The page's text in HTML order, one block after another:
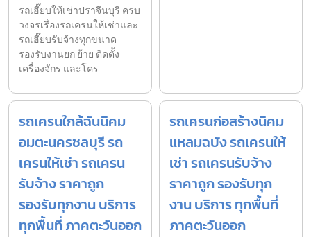
รถเฮี๊ยบให้เช่าปราจีนบุรี ครบ
วงจรเรื่องรถเครนให้เช่าและ
รถเฮี๊ยบรับจ้างทุกขนาด
รองรับงานยก ย้าย ติดตั้ง
เครื่องจักร และโคร
รถเครนใกล้ฉันนิคม
อมตะนครชลบุรี รถ
เครนให้เช่า รถเครน
รับจ้าง ราคาถูก
รองรับทุกงาน บริการ
ทุกพื้นที่ ภาคตะวันออก
รถเครนก่อสร้างนิคม
แหลมฉบัง รถเครนให้
เช่า รถเครนรับจ้าง
ราคาถูก รองรับทุก
งาน บริการ ทุกพื้นที่
ภาคตะวันออก